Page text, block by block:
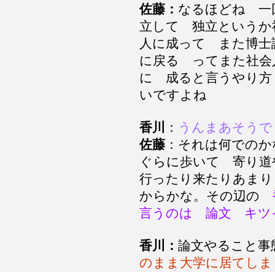
佐藤： なるほどね 一
立して 独立というか
人に成って また博士
に戻る ってまた社会
に 成ると言うやり
いですよね
香川 ： うんまあそう
佐藤 ：それは何での
ぐらに歩いて 寄り
行ったり来たりあま
からかな。その辺の
言うのは 論文 キ
香川： 論文やること
のまま大学に居てし